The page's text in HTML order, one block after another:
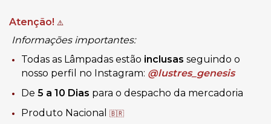
Atenção! ⚠️
Informações importantes:
Todas as Lâmpadas estão inclusas seguindo o
nosso perfil no Instagram: @lustres_genesis
De 5 a 10 Dias para o despacho da mercadoria
Produto Nacional
🇧🇷